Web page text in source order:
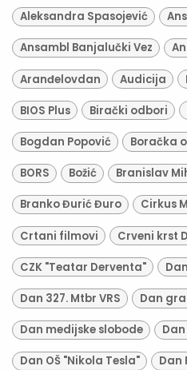
Aleksandra Spasojević
Ansambl Banjalučki Vez
Aranđelovdan Audicija
BIOS Plus Birački odbori
Bogdan Popović Boračka
BORS Božić Branislav
Branko Đurić Đuro Cirkus
Crtani filmovi Crveni krst
CZK "Teatar Derventa"
Dan 327. Mtbr VRS Dan
Dan medijske slobode
Dan OŠ "Nikola Tesla" Dan